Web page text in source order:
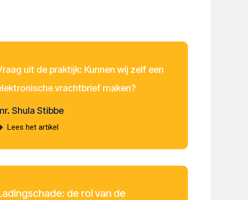
uit de praktijk: Kunnen wij zelf een
vrachtbrief maken?
Shula Stibbe
Lees het artikel
de rol van de